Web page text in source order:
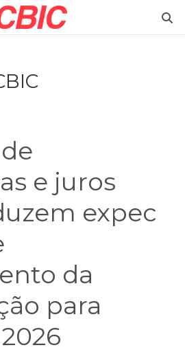
e juros
expec
da
para